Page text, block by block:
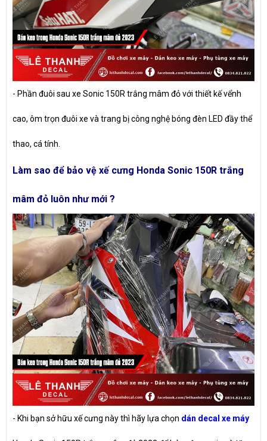
- Phần đuôi sau xe Sonic 150R trắng mâm đỏ với thiết kế vểnh
cao, ôm trọn đuôi xe và trang bị công nghệ bóng đèn LED đầy thể
thao, cá tính.
Làm sao để bảo vệ xế cưng Honda Sonic 150R trắng
mâm đỏ luôn như mới ?
- Khi bạn sở hữu xế cưng này thì hãy lựa chọn dán decal xe máy